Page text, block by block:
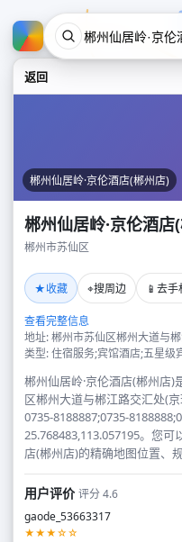
返回
郴州仙居岭·京伦酒店(郴州店)
郴州仙居岭·京伦酒店
郴州市苏仙区
★收藏 ⌖搜周边 📱 去手
查看完整信息
地址: 郴州市苏仙区郴州大道与
类型: 住宿服务;宾馆酒店;五星级
郴州仙居岭·京伦酒店(郴州店
区郴州大道与郴江路交汇处(
0735-8188887;0735-
25.768483,113.057195。您
店(郴州店)的精确地图位置、
用户评价评分 4.6
gaode_53663317
★★★☆☆